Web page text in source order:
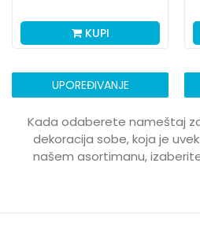
KUPI
UPOREĐIVANJE
Kada odaberete nameštaj
dekoracija sobe, koja je
našem asortimanu,